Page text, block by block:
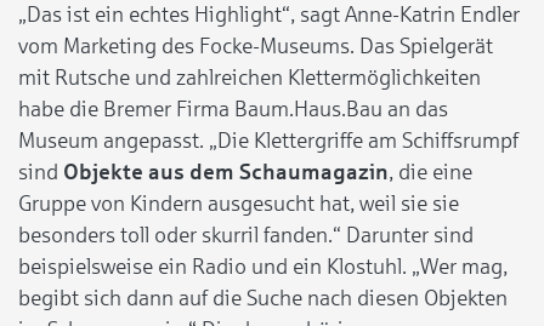
„Das ist ein echtes Highlight“, sagt Anne-Katrin Endler
vom Marketing des Focke-Museums. Das Spielgerät
mit Rutsche und zahlreichen Klettermöglichkeiten
habe die Bremer Firma Baum.Haus.Bau an das
Museum angepasst. „Die Klettergriffe am Schiffsrumpf
sind Objekte aus dem Schaumagazin, die eine
Gruppe von Kindern ausgesucht hat, weil sie sie
besonders toll oder skurril fanden.“ Darunter sind
beispielsweise ein Radio und ein Klostuhl. „Wer mag,
begibt sich dann auf die Suche nach diesen Objekten